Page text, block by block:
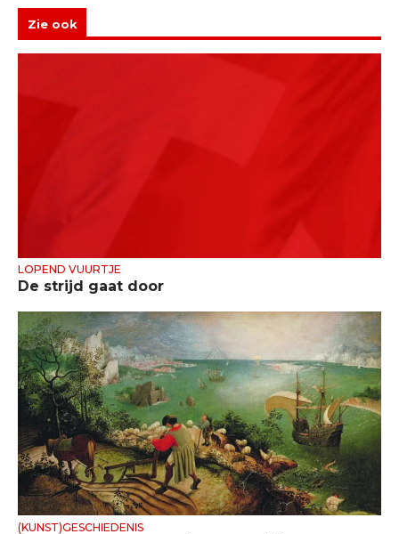
Zie ook
LOPEND VUURTJE
De strijd gaat door
(KUNST)GESCHIEDENIS